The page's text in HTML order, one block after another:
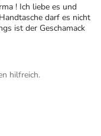
! Ich liebe es und
darf es nicht
ist der Geschamack
hilfreich.